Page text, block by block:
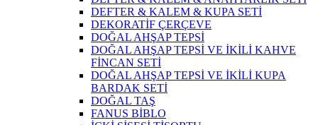
DEFTER & KALEM & KUPA SETİ
DEKORATİF ÇERÇEVE
DOĞAL AHŞAP TEPSİ
DOĞAL AHŞAP TEPSİ VE İKİLİ KAHVE
FİNCAN SETİ
DOĞAL AHŞAP TEPSİ VE İKİLİ KUPA
BARDAK SETİ
DOĞAL TAŞ
FANUS BİBLO